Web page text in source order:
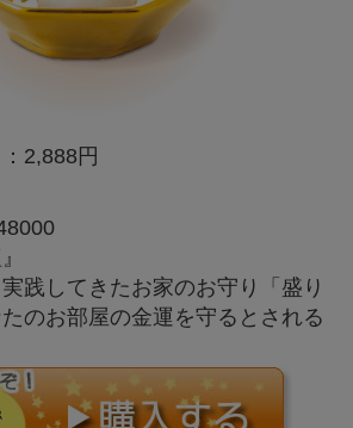
2,888円
践してきたお家のお守り「盛り
のお部屋の金運を守るとされる